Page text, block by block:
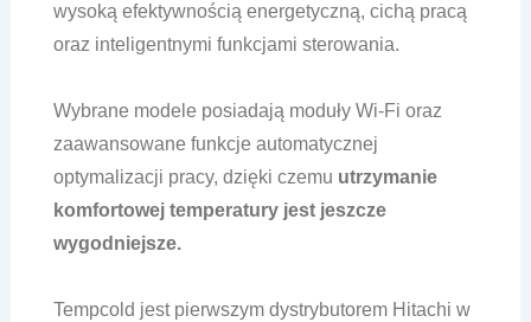
wysoką efektywnością energetyczną, cichą pracą
oraz inteligentnymi funkcjami sterowania.
Wybrane modele posiadają moduły Wi-Fi oraz
zaawansowane funkcje automatycznej
optymalizacji pracy, dzięki czemu utrzymanie
komfortowej temperatury jest jeszcze
wygodniejsze.
Tempcold jest pierwszym dystrybutorem Hitachi w